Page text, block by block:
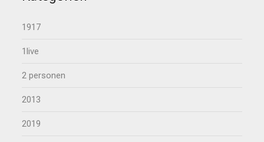
1917
1live
2 personen
2013
2019